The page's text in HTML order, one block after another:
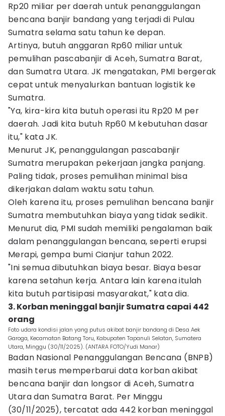
Rp20 miliar per daerah untuk penanggulangan
bencana banjir bandang yang terjadi di Pulau
Sumatra selama satu tahun ke depan.
Artinya, butuh anggaran Rp60 miliar untuk
pemulihan pascabanjir di Aceh, Sumatra Barat,
dan Sumatra Utara. JK mengatakan, PMI bergerak
cepat untuk menyalurkan bantuan logistik ke
Sumatra.
"Ya, kira-kira kita butuh operasi itu Rp20 M per
daerah. Jadi kita butuh Rp60 M kebutuhan dasar
itu," kata JK.
Menurut JK, penanggulangan pascabanjir
Sumatra merupakan pekerjaan jangka panjang.
Paling tidak, proses pemulihan minimal bisa
dikerjakan dalam waktu satu tahun.
Oleh karena itu, proses pemulihan bencana banjir
Sumatra membutuhkan biaya yang tidak sedikit.
Menurut dia, PMI sudah memiliki pengalaman baik
dalam penanggulangan bencana, seperti erupsi
Merapi, gempa bumi Cianjur tahun 2022.
"Ini semua dibutuhkan biaya besar. Biaya besar
karena setahun kerja. Antara lain karena itulah
kita butuh partisipasi masyarakat," kata dia.
3. Korban meninggal banjir Sumatra capai 442
orang
Foto udara kondisi jalan yang putus akibat banjir bandang di Desa Aek
Garoga, Kecamatan Batang Toru, Kabupaten Tapanuli Selatan, Sumatera
Utara, Minggu (30/11/2025). (ANTARA FOTO/Yudi Manar)
Badan Nasional Penanggulangan Bencana (BNPB)
masih terus memperbarui data korban akibat
bencana banjir dan longsor di Aceh, Sumatra
Utara dan Sumatra Barat. Per Minggu
(30/11/2025), tercatat ada 442 korban meninggal